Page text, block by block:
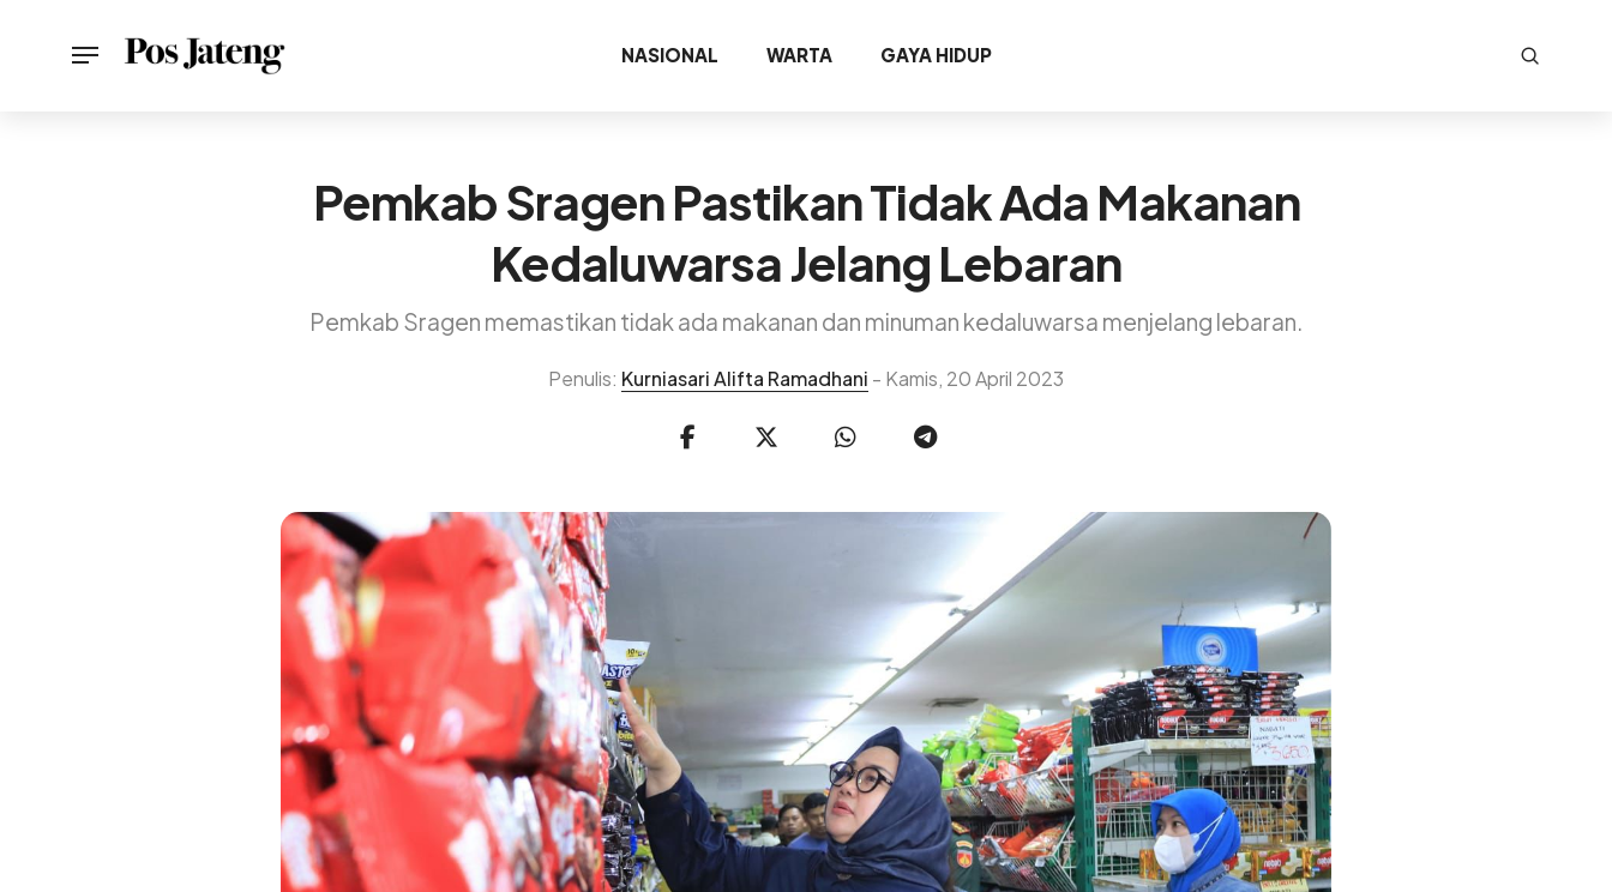
NASIONAL WARTA GAYA HIDUP
Pemkab Sragen Pastikan Tidak Ada Makanan
Kedaluwarsa Jelang Lebaran
Pemkab Sragen memastikan tidak ada makanan dan minuman kedaluwarsa menjelang lebaran.
Penulis: Kurniasari Alifta Ramadhani - Kamis, 20 April 2023